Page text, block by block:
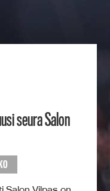
seura Salon